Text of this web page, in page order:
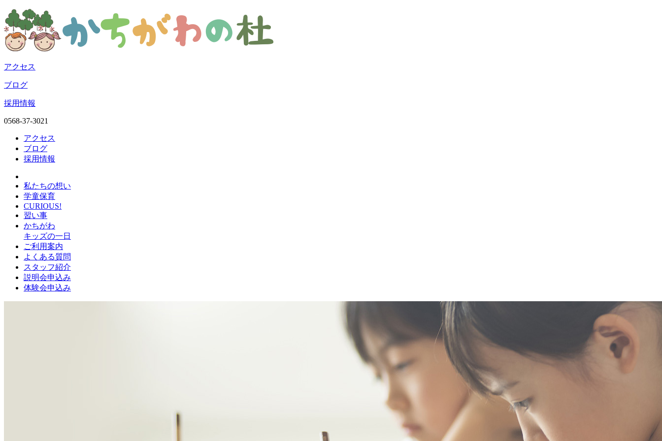
アクセス
ブログ
採用情報
0568-37-3021
アクセス
ブログ
採用情報
私たちの想い
学童保育
CURIOUS!
習い事
かちがわ
キッズの一日
ご利用案内
よくある質問
スタッフ紹介
説明会申込み
体験会申込み